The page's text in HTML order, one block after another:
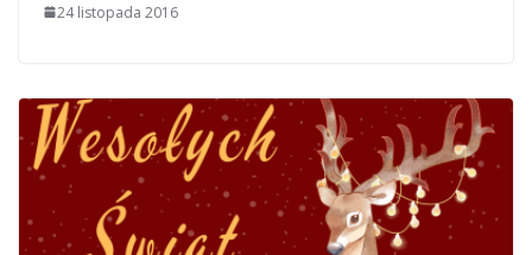
24 listopada 2016